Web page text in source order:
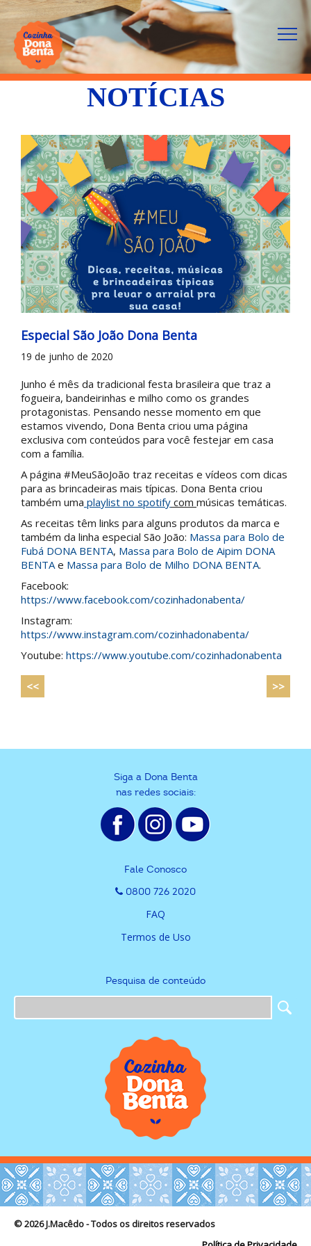
NOTÍCIAS
Especial São João Dona Benta
19 de junho de 2020
Junho é mês da tradicional festa brasileira que traz a
fogueira, bandeirinhas e milho como os grandes
protagonistas. Pensando nesse momento em que
estamos vivendo, Dona Benta criou uma página
exclusiva com conteúdos para você festejar em casa
com a família.
A página #MeuSãoJoão traz receitas e vídeos com dicas
para as brincadeiras mais típicas. Dona Benta criou
também uma playlist no spotify com músicas temáticas.
As receitas têm links para alguns produtos da marca e
também da linha especial São João: Massa para Bolo de
Fubá DONA BENTA, Massa para Bolo de Aipim DONA
BENTA e Massa para Bolo de Milho DONA BENTA.
Facebook:
https://www.facebook.com/cozinhadonabenta/
Instagram:
https://www.instagram.com/cozinhadonabenta/
Youtube: https://www.youtube.com/cozinhadonabenta
<< >>
Siga a Dona Benta
nas redes sociais:
Fale Conosco
0800 726 2020
FAQ
Termos de Uso
Pesquisa de conteúdo
© 2026 J.Macêdo - Todos os direitos reservados